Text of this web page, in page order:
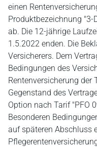
einen
Produktbezeichnung "3-
ab. Die 12-jährige
1.5.2022 enden. Die
Versicherers. Dem
Bedingungen des
Rentenversicherung der
Gegenstand des
Option nach Tarif "PFO
Besonderen
auf späteren Abschluss